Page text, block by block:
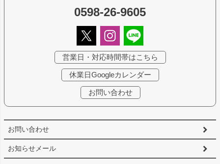
お問い合わせ
お知らせメール
0598-26-9605
営業日・対応時間帯はこちら
休業日Googleカレンダー
お問い合わせ